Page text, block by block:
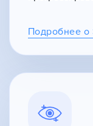
Подробнее о